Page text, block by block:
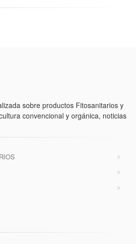
sobre productos Fitosanitarios y
convencional y orgánica, noticias